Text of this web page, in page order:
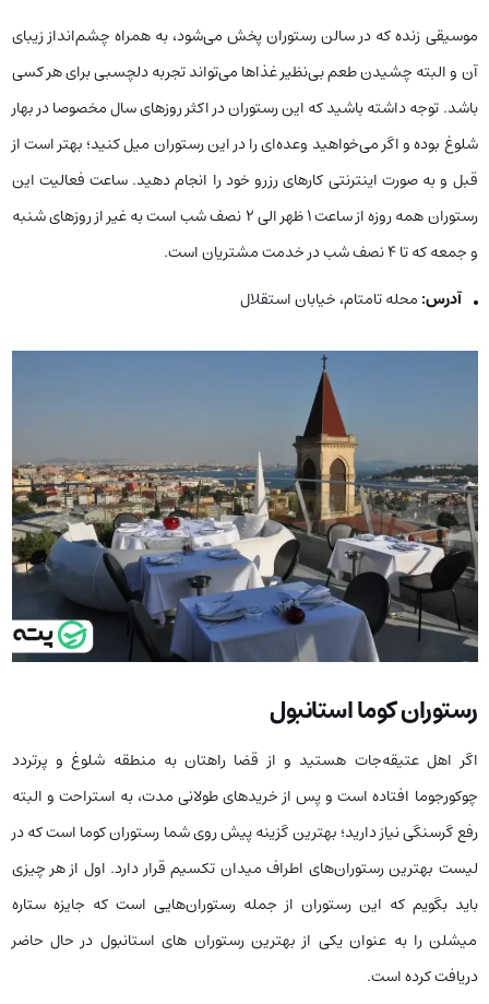
موسیقی زنده که در سالن رستوران پخش می‌شود، به همراه چشم‌انداز زیبای
آن و البته چشیدن طعم بی‌نظیر غذاها می‌تواند تجربه دلچسبی برای هر کسی
باشد. توجه داشته باشید که این رستوران در اکثر روزهای سال مخصوصا در بهار
شلوغ بوده و اگر می‌خواهید وعده‌ای را در این رستوران میل کنید؛ بهتر است از
قبل و به صورت اینترنتی کارهای رزرو خود را انجام دهید. ساعت فعالیت این
رستوران همه روزه از ساعت ۱ ظهر الی ۲ نصف شب است به غیر از روزهای شنبه
و جمعه که تا ۴ نصف شب در خدمت مشتریان است.
آدرس: محله تامتام، خیابان استقلال
رستوران کوما استانبول
اگر اهل عتیقه‌جات هستید و از قضا راهتان به منطقه شلوغ و پرتردد
چوکورجوما افتاده است و پس از خرید‌های طولانی‌ مدت، به استراحت و البته
رفع گرسنگی نیاز دارید؛ بهترین گزینه پیش روی شما رستوران کوما است‌ که‌ در
لیست بهترین رستوران‌های اطراف میدان تکسیم قرار دارد. اول از هر چیزی
باید بگویم که این رستوران از جمله رستوران‌هایی است که جایزه ستاره
میشلن را به عنوان یکی از بهترین رستوران‌ های استانبول در حال حاضر
دریافت کرده است.